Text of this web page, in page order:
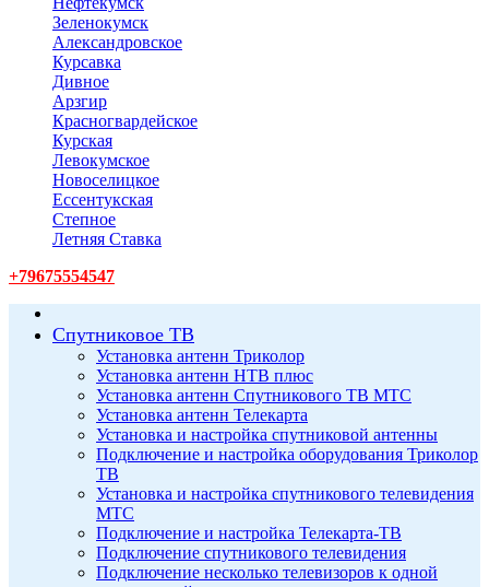
Зеленокумск
Александровское
Курсавка
Дивное
Арзгир
Красногвардейское
Курская
Левокумское
Новоселицкое
Ессентукская
Степное
Летняя Ставка
+79675554547
Спутниковое ТВ
Установка антенн Триколор
Установка антенн НТВ плюс
Установка антенн Спутникового ТВ МТС
Установка антенн Телекарта
Установка и настройка спутниковой антенны
Подключение и настройка оборудования Триколор
ТВ
Установка и настройка спутникового телевидения
МТС
Подключение и настройка Телекарта-ТВ
Подключение спутникового телевидения
Подключение несколько телевизоров к одной